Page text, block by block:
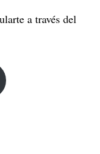
a través del